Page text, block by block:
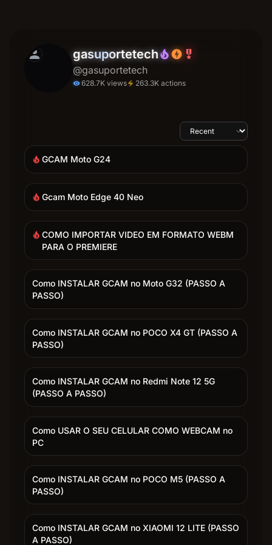
person gasuportetechlocal_fire_department offline_bolt military_tech
@gasuportetech
visibility628.7K viewselectric_bolt 263.3K actions
local_fire_department GCAM Moto G24
local_fire_department Gcam Moto Edge 40 Neo
local_fire_department COMO IMPORTAR VIDEO EM FORMATO WEBM
PARA O PREMIERE
Como INSTALAR GCAM no Moto G32 (PASSO A
PASSO)
Como INSTALAR GCAM no POCO X4 GT (PASSO A
PASSO)
Como INSTALAR GCAM no Redmi Note 12 5G
(PASSO A PASSO)
Como USAR O SEU CELULAR COMO WEBCAM no
PC
Como INSTALAR GCAM no POCO M5 (PASSO A
PASSO)
Como INSTALAR GCAM no XIAOMI 12 LITE (PASSO
A PASSO)